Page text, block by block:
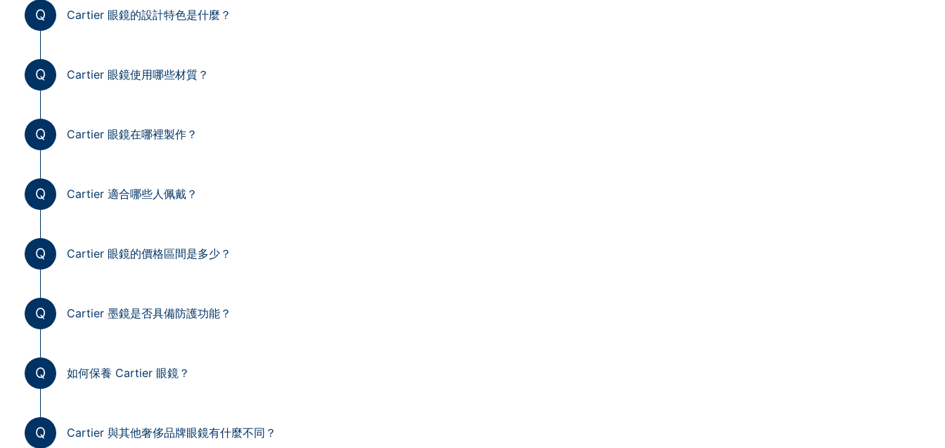
Q Cartier 眼鏡的設計特色是什麼？
Q Cartier 眼鏡使用哪些材質？
Q Cartier 眼鏡在哪裡製作？
Q Cartier 適合哪些人佩戴？
Q Cartier 眼鏡的價格區間是多少？
Q Cartier 墨鏡是否具備防護功能？
Q 如何保養 Cartier 眼鏡？
Q Cartier 與其他奢侈品牌眼鏡有什麼不同？